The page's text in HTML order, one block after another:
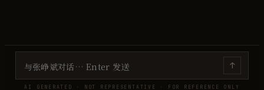
↑
AI GENERATED · NOT REPRESENTATIVE · FOR REFERENCE ONLY